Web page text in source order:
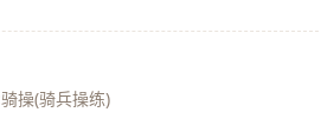
操(骑兵操练)